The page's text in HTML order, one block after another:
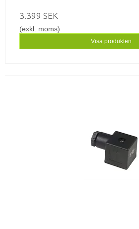
3.399 SEK
(exkl. moms)
Visa produkten